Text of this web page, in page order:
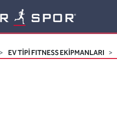
EV TİPİ FITNESS EKİPMANLARI